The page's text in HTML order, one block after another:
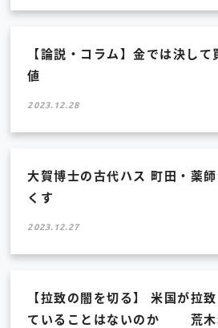
【論説・コラム】金では決し
値
2023.12.28
大賀博士の古代ハス 町田・薬
くす
2023.12.27
【拉致の闇を切る】 米国が拉
ていることはないのか 荒木